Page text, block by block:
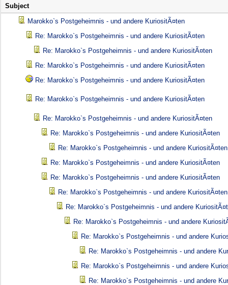
Subject
Marokko`s Postgeheimnis - und andere KuriositÃ¤ten
Re: Marokko`s Postgeheimnis - und andere KuriositÃ¤ten
Re: Marokko`s Postgeheimnis - und andere KuriositÃ¤ten
Re: Marokko`s Postgeheimnis - und andere KuriositÃ¤ten
Re: Marokko`s Postgeheimnis - und andere KuriositÃ¤ten
Re: Marokko`s Postgeheimnis - und andere KuriositÃ¤ten
Re: Marokko`s Postgeheimnis - und andere KuriositÃ¤ten
Re: Marokko`s Postgeheimnis - und andere KuriositÃ¤ten
Re: Marokko`s Postgeheimnis - und andere KuriositÃ¤ten
Re: Marokko`s Postgeheimnis - und andere KuriositÃ¤ten
Re: Marokko`s Postgeheimnis - und andere KuriositÃ¤ten
Re: Marokko`s Postgeheimnis - und andere KuriositÃ¤ten
Re: Marokko`s Postgeheimnis - und andere
Re: Marokko`s Postgeheimnis - und andere
Re: Marokko`s Postgeheimnis - und andere
Re: Marokko`s Postgeheimnis - und andere
Re: Marokko`s Postgeheimnis - und andere
Re: Marokko`s Postgeheimnis - und andere